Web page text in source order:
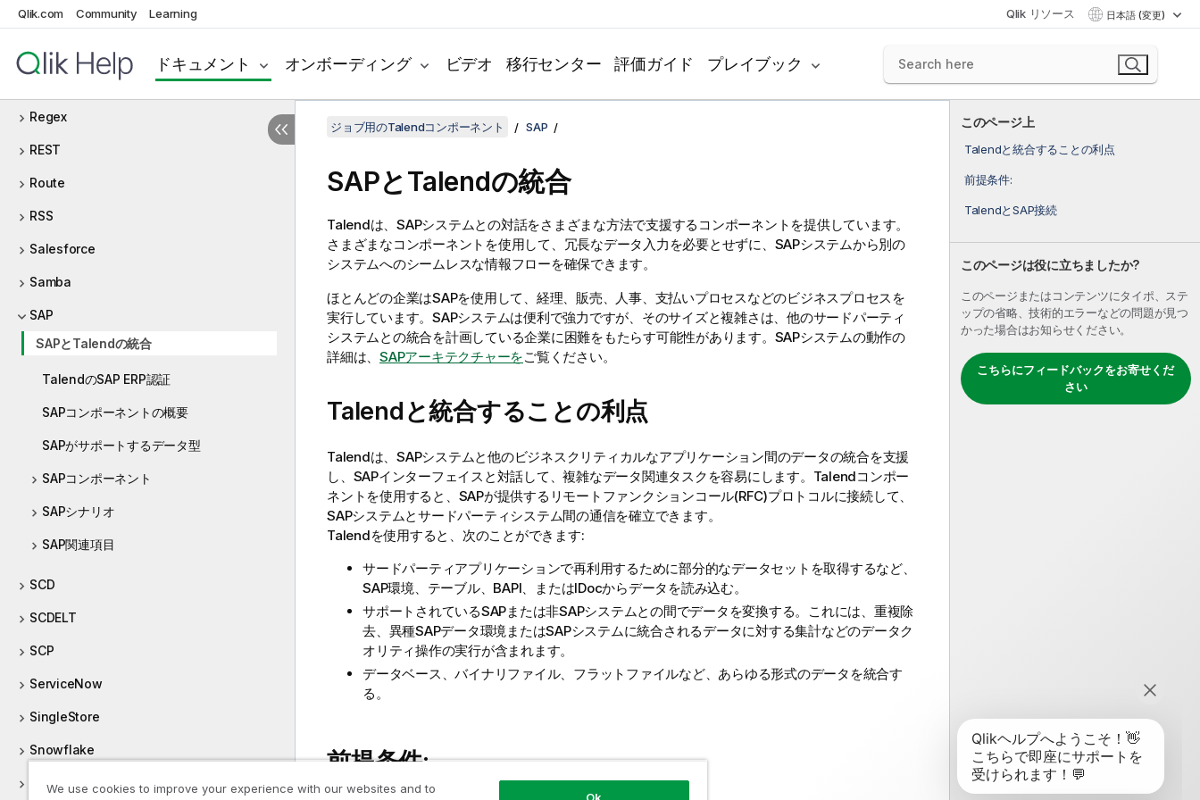
Qlik.com Community Learning Qlik リソース 日本語 (変更)
ドキュメント オンボーディング ビデオ 移行センター 評価ガイド プレイブック
Qlik Cloud
RabbitMQ
Regex
REST
Route
RSS
Salesforce
Samba
SAP
SAPとTalendの統合
TalendのSAP ERP認証
SAPコンポーネントの概要
SAPがサポートするデータ型
SAPコンポーネント
SAPシナリオ
SAP関連項目
SCD
SCDELT
SCP
ServiceNow
SingleStore
Snowflake
SOAP
このページ上
Talendと統合することの利点
前提条件:
TalendとSAP接続
このページは役に立ちましたか?
このページまたはコンテンツにタイポ、ステ
ップの省略、技術的エラーなどの問題が見つ
かった場合はお知らせください。
こちらにフィードバックをお寄せくだ
さい
ジョブ用のTalendコンポーネント SAP
SAPとTalendの統合
Talendは、SAPシステムとの対話をさまざまな方法で支援するコンポーネントを提供しています。
さまざまなコンポーネントを使用して、冗長なデータ入力を必要とせずに、SAPシステムから別の
システムへのシームレスな情報フローを確保できます。
ほとんどの企業はSAPを使用して、経理、販売、人事、支払いプロセスなどのビジネスプロセスを
実行しています。SAPシステムは便利で強力ですが、そのサイズと複雑さは、他のサードパーティ
システムとの統合を計画している企業に困難をもたらす可能性があります。SAPシステムの動作の
詳細は、 SAPアーキテクチャーをご覧ください。
Talendと統合することの利点
Talendは、SAPシステムと他のビジネスクリティカルなアプリケーション間のデータの統合を支援
し、SAPインターフェイスと対話して、複雑なデータ関連タスクを容易にします。 Talendコンポー
ネントを使用すると、SAPが提供するリモートファンクションコール(RFC)プロトコルに接続して、
SAPシステムとサードパーティシステム間の通信を確立できます。
Talendを使用すると、次のことができます:
サードパーティアプリケーションで再利用するために部分的なデータセットを取得するなど、
SAP環境、テーブル、BAPI、またはIDocからデータを読み込む。
サポートされているSAPまたは非SAPシステムとの間でデータを変換する。これには、重複除
去、異種SAPデータ環境またはSAPシステムに統合されるデータに対する集計などのデータク
オリティ操作の実行が含まれます。
データベース、バイナリファイル、フラットファイルなど、あらゆる形式のデータを統合す
る。
前提条件:
We use cookies to improve your experience with our websites and to